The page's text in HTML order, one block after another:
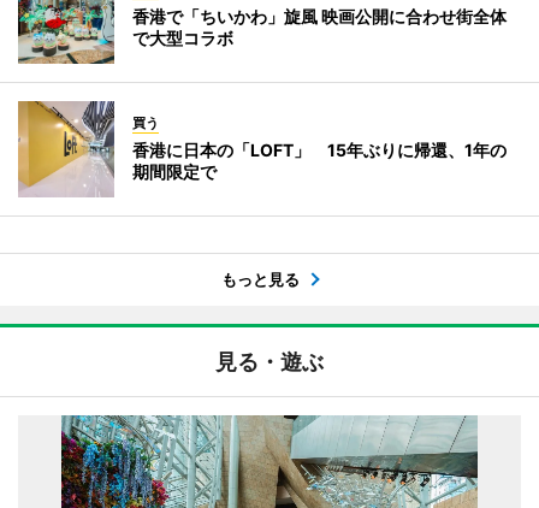
香港で「ちいかわ」旋風 映画公開に合わせ街全体
で大型コラボ
買う
香港に日本の「LOFT」 15年ぶりに帰還、1年の
期間限定で
もっと見る
見る・遊ぶ